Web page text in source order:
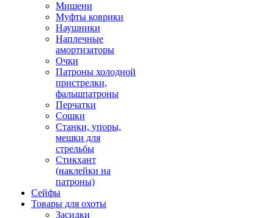
Мишени
Муфты коврики
Наушники
Наплечные
амортизаторы
Очки
Патроны холодной
пристрелки,
фальшпатроны
Перчатки
Сошки
Станки, упоры,
мешки для
стрельбы
Стикхант
(наклейки на
патроны)
Сейфы
Товары для охоты
Засидки